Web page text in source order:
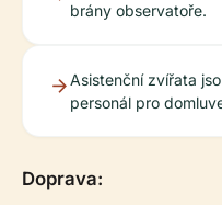
brány observatoře.
Asistenční zvířata
personál pro
Doprava: